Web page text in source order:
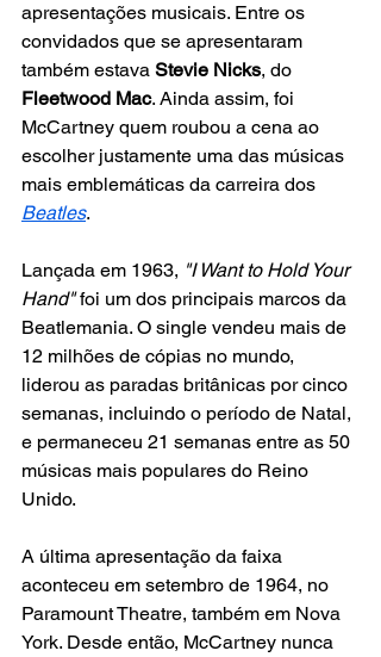
apresentações musicais. Entre os
convidados que se apresentaram
também estava Stevie Nicks, do
Fleetwood Mac. Ainda assim, foi
McCartney quem roubou a cena ao
escolher justamente uma das músicas
mais emblemáticas da carreira dos
Beatles.
Lançada em 1963, "I Want to Hold Your
Hand" foi um dos principais marcos da
Beatlemania. O single vendeu mais de
12 milhões de cópias no mundo,
liderou as paradas britânicas por cinco
semanas, incluindo o período de Natal,
e permaneceu 21 semanas entre as 50
músicas mais populares do Reino
Unido.
A última apresentação da faixa
aconteceu em setembro de 1964, no
Paramount Theatre, também em Nova
York. Desde então, McCartney nunca